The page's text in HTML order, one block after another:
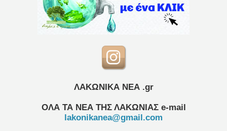
ΛΑΚΩΝΙΚΑ ΝΕΑ .gr
ΟΛΑ ΤΑ ΝΕΑ ΤΗΣ ΛΑΚΩΝΙΑΣ e-mail
lakonikanea@gmail.com